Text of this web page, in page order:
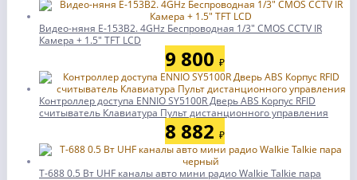
Видео-няня E-153B2. 4GHz Беспроводная 1/3" CMOS CCTV IR
Камера + 1.5" TFT LCD
9 800 ₽
Контроллер доступа ENNIO SY5100R Дверь ABS Корпус RFID
считыватель Клавиатура Пульт дистанционного управления
8 882 ₽
T-688 0.5 Вт UHF каналы авто мини радио Walkie Talkie пара